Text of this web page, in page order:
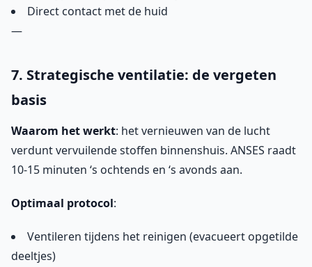
Direct contact met de huid
—
7. Strategische ventilatie: de vergeten
basis
Waarom het werkt: het vernieuwen van de lucht
verdunt vervuilende stoffen binnenshuis. ANSES raadt
10-15 minuten ‘s ochtends en ‘s avonds aan.
Optimaal protocol:
Ventileren tijdens het reinigen (evacueert opgetilde
deeltjes)